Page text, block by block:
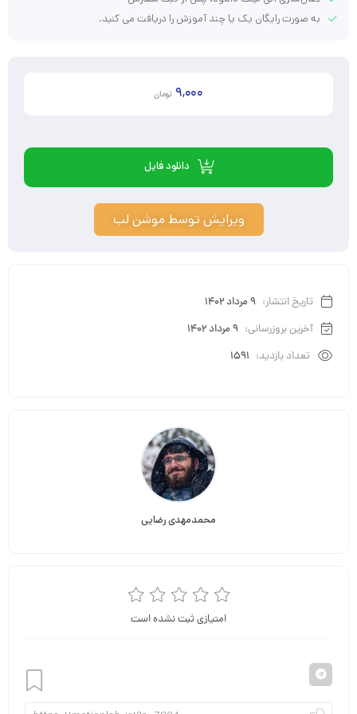
به صورت رایگان یک یا چند آموزش را دریافت می کنید.
9,000 تومان
دانلود فایل
ویرایش توسط موشن لب
تاریخ انتشار: 9 مرداد 1402
آخرین بروزرسانی: 9 مرداد 1402
تعداد بازدید: 1591
محمدمهدی رضایی
امتیازی ثبت نشده است